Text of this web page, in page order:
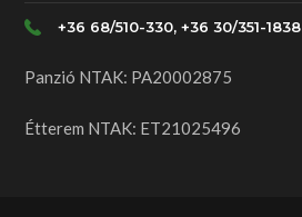
+36 68/510-330, +36 30/351-1838
Panzió NTAK: PA20002875
Étterem NTAK: ET21025496